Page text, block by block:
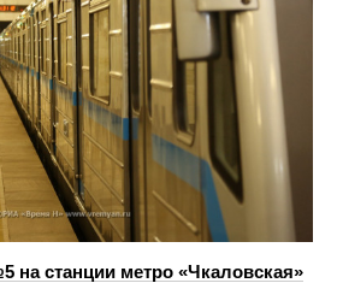
на станции метро «Чкаловская»